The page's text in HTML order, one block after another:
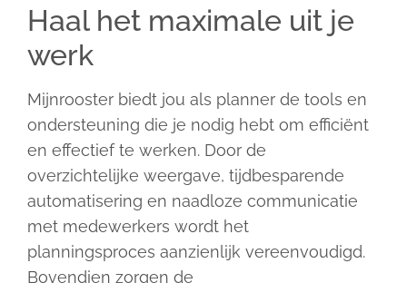
Haal het maximale uit je
werk
Mijnrooster biedt jou als planner de tools en
ondersteuning die je nodig hebt om efficiënt
en effectief te werken. Door de
overzichtelijke weergave, tijdbesparende
automatisering en naadloze communicatie
met medewerkers wordt het
planningsproces aanzienlijk vereenvoudigd.
Bovendien zorgen de